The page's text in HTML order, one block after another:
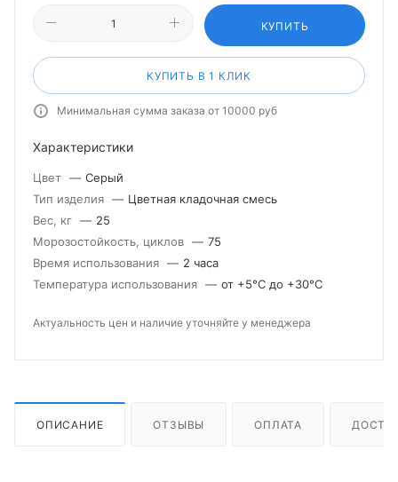
КУПИТЬ
КУПИТЬ В 1 КЛИК
Минимальная сумма заказа от 10000 руб
Характеристики
Цвет — Серый
Тип изделия — Цветная кладочная смесь
Вес, кг — 25
Морозостойкость, циклов — 75
Время использования — 2 часа
Температура использования — от +5°С до +30°С
Актуальность цен и наличие уточняйте у менеджера
ОПИСАНИЕ ОТЗЫВЫ ОПЛАТА